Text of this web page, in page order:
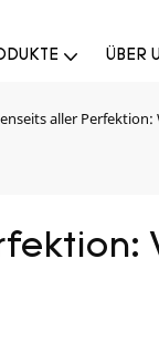
ÜBER
aller Perfektion: